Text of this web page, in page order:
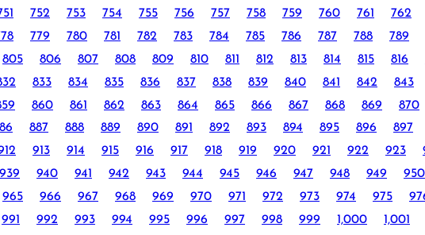
752 753 754 755 756 757 758 759 760 761 762
779 780 781 782 783 784 785 786 787 788 789
805 806 807 808 809 810 811 812 813 814 815 816
833 834 835 836 837 838 839 840 841 842 843
860 861 862 863 864 865 866 867 868 869 870
887 888 889 890 891 892 893 894 895 896 897
913 914 915 916 917 918 919 920 921 922 923
939 940 941 942 943 944 945 946 947 948 949 950
965 966 967 968 969 970 971 972 973 974 975
991 992 993 994 995 996 997 998 999 1,000 1,001